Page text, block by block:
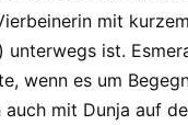
mit
unterwegs ist.
wenn es um
mit Dunja auf